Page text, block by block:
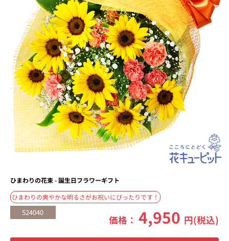
ひまわりの花束 - 誕生日フラワーギフト
ひまわりの爽やかな明るさがお祝いにぴったりです！
524040
価格：4,950 円(税込)